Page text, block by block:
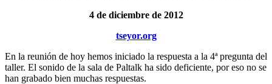
4 de diciembre de 2012
tseyor.org
En la reunión de hoy hemos iniciado la respuesta a la 4ª pregunta del
taller. El sonido de la sala de Paltalk ha sido deficiente, por eso no se
han grabado bien muchas respuestas.